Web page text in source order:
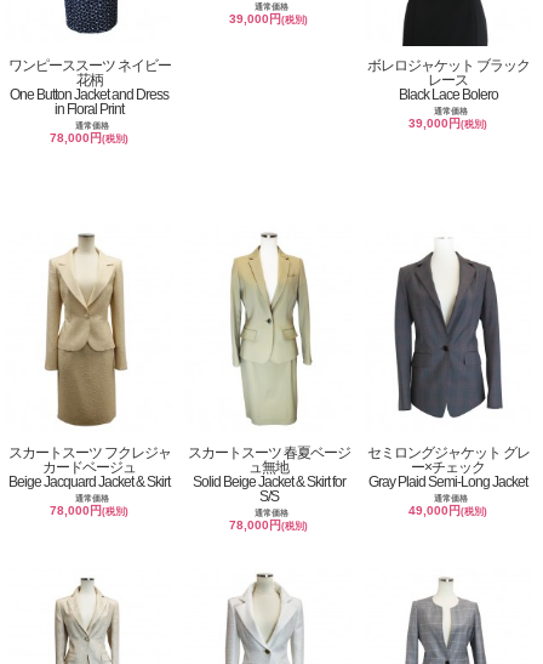
ワンピーススーツ ネイビー
花柄
One Button Jacket and Dress
in Floral Print
通常価格
78,000円(税別)
通常価格
39,000円(税別)
ボレロジャケット ブラック
レース
Black Lace Bolero
通常価格
39,000円(税別)
スカートスーツ フクレジャ
カードベージュ
Beige Jacquard Jacket & Skirt
通常価格
78,000円(税別)
スカートスーツ 春夏ベージ
ュ無地
Solid Beige Jacket & Skirt for
S/S
通常価格
78,000円(税別)
セミロングジャケット グレ
ー×チェック
Gray Plaid Semi-Long Jacket
通常価格
49,000円(税別)